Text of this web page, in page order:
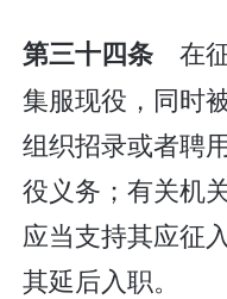
第三十四条 在
集服现役，同时
组织招录或者聘
役义务；有关机
应当支持其应征
其延后入职。